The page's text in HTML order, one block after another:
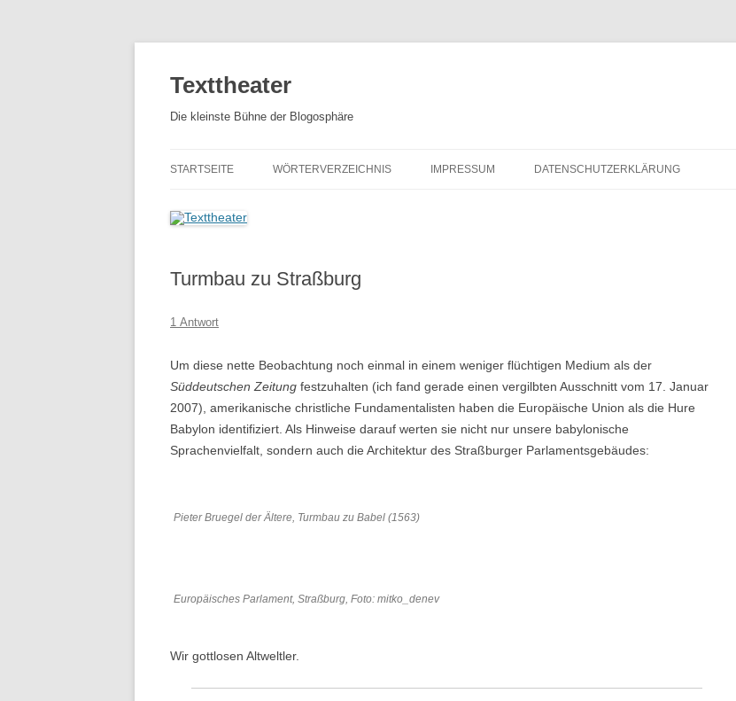
Texttheater
Die kleinste Bühne der Blogosphäre
STARTSEITE WÖRTERVERZEICHNIS IMPRESSUM DATENSCHUTZERKLÄRUNG
Turmbau zu Straßburg
1 Antwort
Um diese nette Beobachtung noch einmal in einem weniger flüchtigen Medium als der
Süddeutschen Zeitung festzuhalten (ich fand gerade einen vergilbten Ausschnitt vom 17. Januar
2007), amerikanische christliche Fundamentalisten haben die Europäische Union als die Hure
Babylon identifiziert. Als Hinweise darauf werten sie nicht nur unsere babylonische
Sprachenvielfalt, sondern auch die Architektur des Straßburger Parlamentsgebäudes:
Pieter Bruegel der Ältere, Turmbau zu Babel (1563)
Europäisches Parlament, Straßburg, Foto: mitko_denev
Wir gottlosen Altweltler.